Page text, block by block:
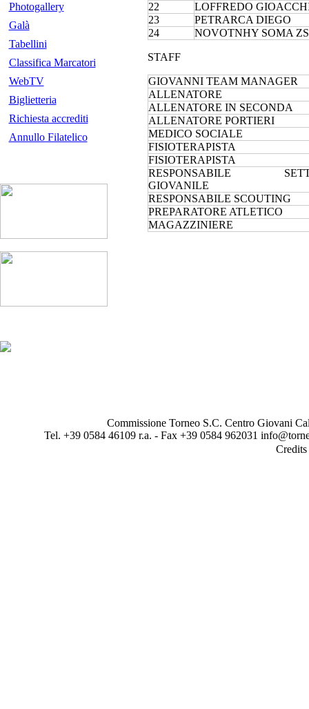
Photogallery
Galà
Tabellini
Classifica Marcatori
WebTV
Biglietteria
Richiesta accrediti
Annullo Filatelico
22
LOFFREDO
23
PETRARCA DIEGO
24
NOVOTNHY SOMA
STAFF
GIOVANNI TEAM MANAGER
ALLENATORE
ALLENATORE IN SECONDA
ALLENATORE PORTIERI
MEDICO SOCIALE
FISIOTERAPISTA
FISIOTERAPISTA
RESPONSABILE
GIOVANILE
RESPONSABILE SCOUTING
PREPARATORE ATLETICO
MAGAZZINIERE
Commissione Torneo S.C. Centro Giovani
Tel. +39 0584 46109 r.a. - Fax +39 0584 962031
Credits